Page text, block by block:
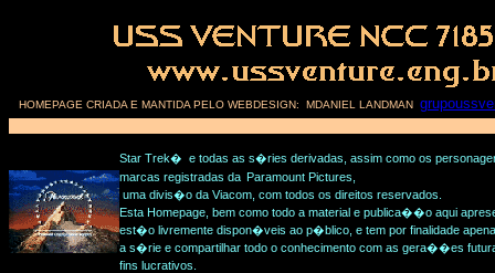
HOMEPAGE CRIADA E MANTIDA PELO WEBDESIGN: MDANIEL LANDMAN
Star Trek� e todas as s�ries derivadas, assim como os
marcas registradas da Paramount Pictures,
uma divis�o da Viacom, com todos os direitos reservados.
Esta Homepage, bem como todo a material e publica��o aqui
est�o livremente dispon�veis ao p�blico, e tem por finalidade
a s�rie e compartilhar todo o conhecimento com as gera��es
fins lucrativos.